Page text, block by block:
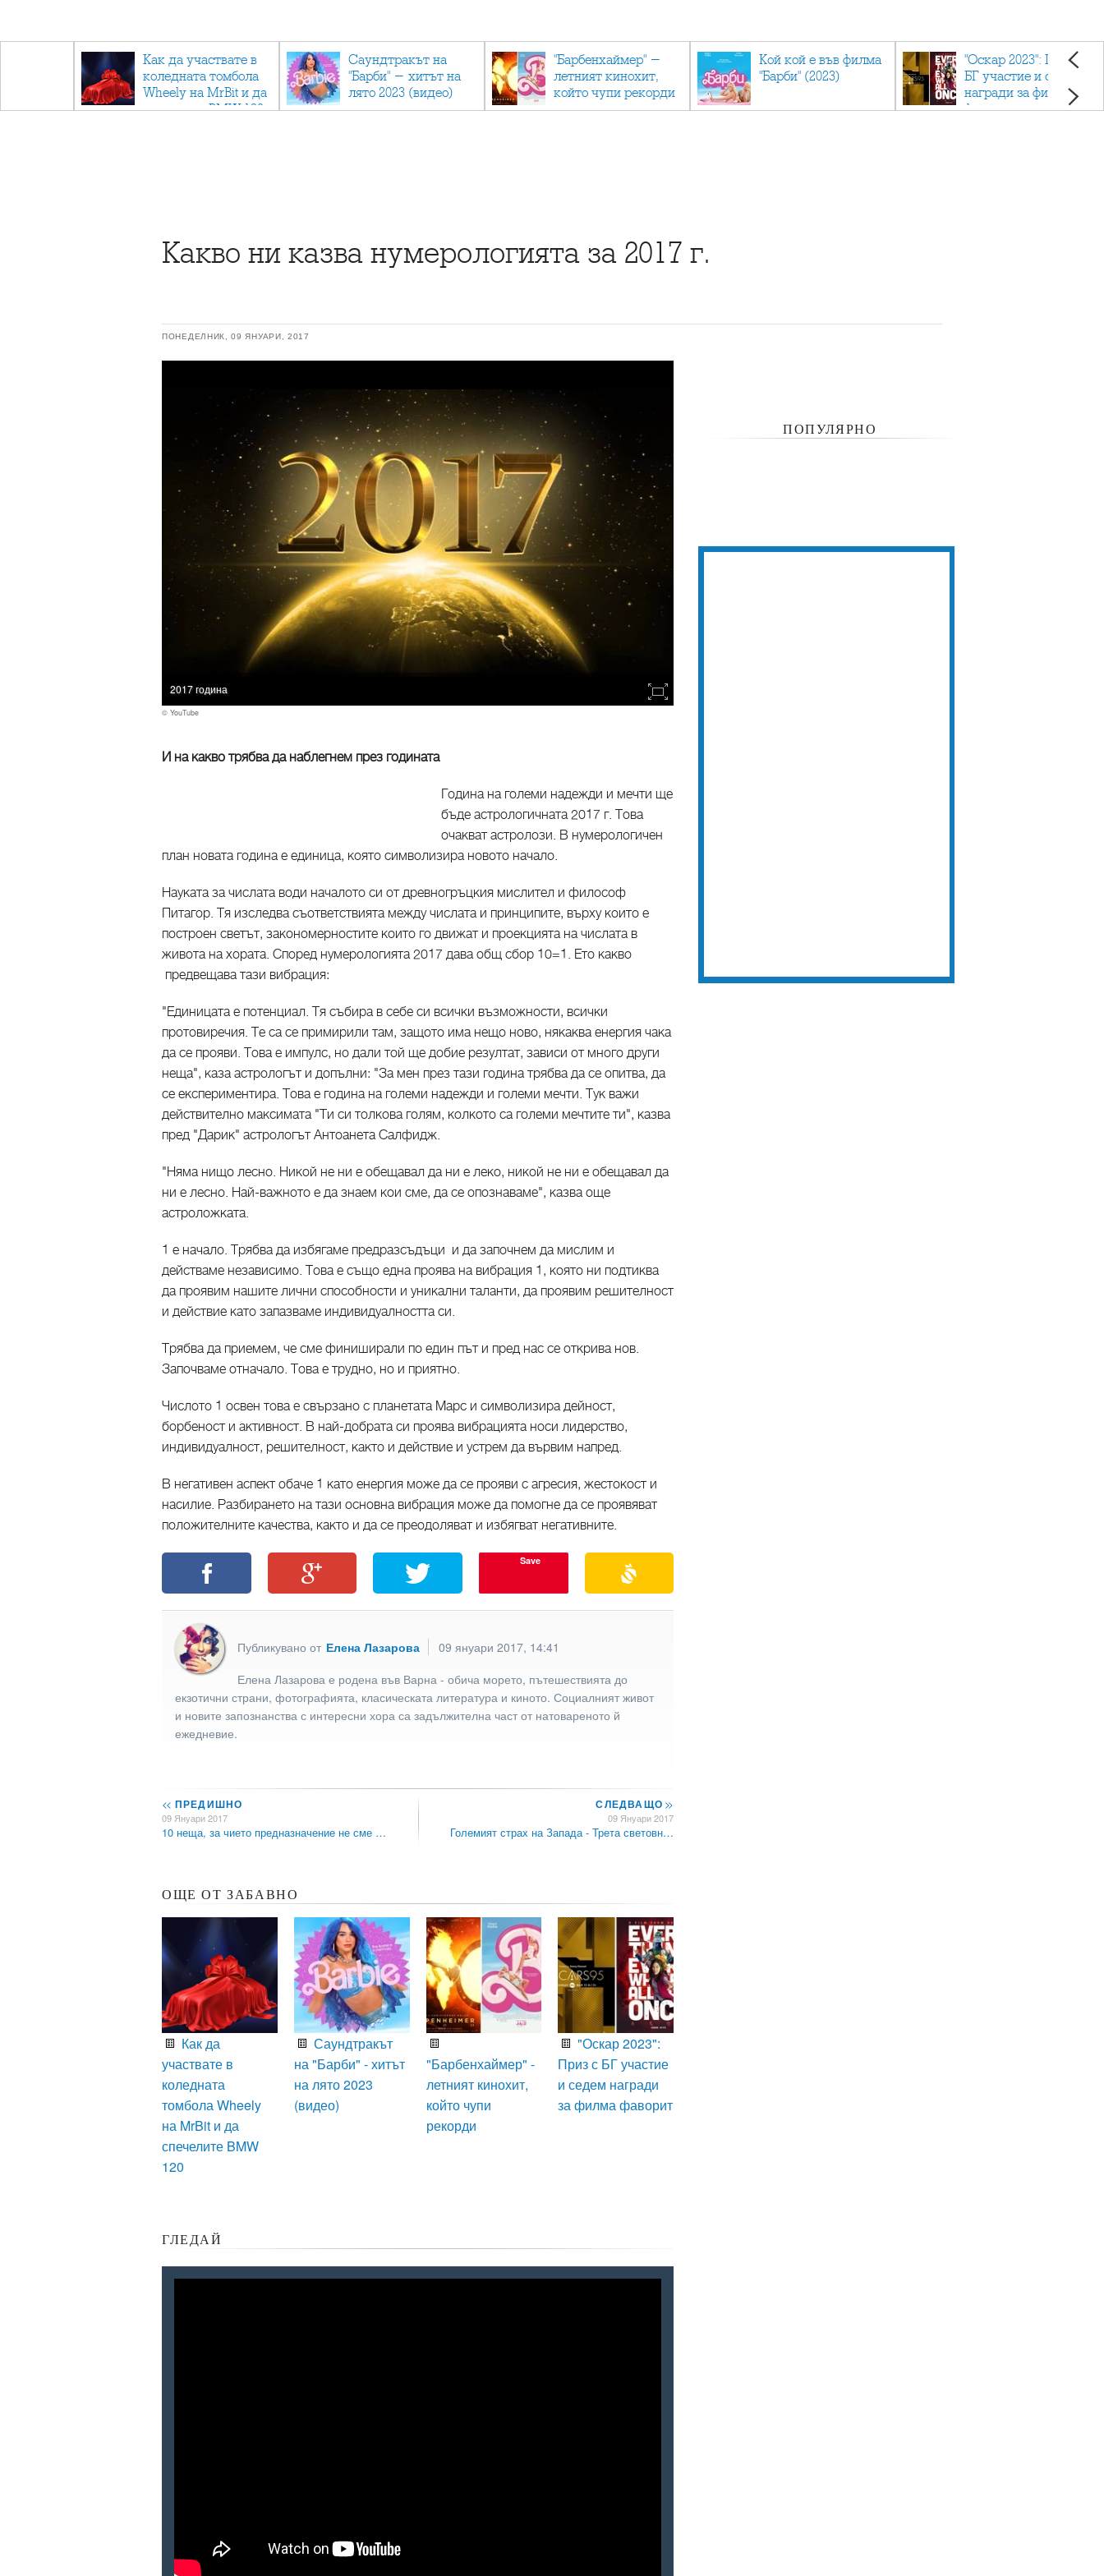
Как да участвате в
коледната томбола
Wheely на MrBit и да
спечелите BMW 120
Саундтракът на
"Барби" - хитът на
лято 2023 (видео)
"Барбенхаймер" -
летният кинохит,
който чупи рекорди
Кой кой е във филма
"Барби" (2023)
"Оскар 2023": Приз с
БГ участие и седем
награди за филма
фаворит
Какво ни казва нумерологията за 2017 г.
ПОНЕДЕЛНИК, 09 ЯНУАРИ, 2017
2017 година
© YouTube
И на какво трябва да наблегнем през годината
Година на големи надежди и мечти ще
бъде астрологичната 2017 г. Това
очакват астролози. В нумерологичен
план новата година е единица, която символизира новото начало.
Науката за числата води началото си от древногръцкия мислител и философ
Питагор. Тя изследва съответствията между числата и принципите, върху които е
построен светът, закономерностите които го движат и проекцията на числата в
живота на хората. Според нумерологията 2017 дава общ сбор 10=1. Ето какво
предвещава тази вибрация:
"Единицата е потенциал. Тя събира в себе си всички възможности, всички
протовиречия. Те са се примирили там, защото има нещо ново, някаква енергия чака
да се прояви. Това е импулс, но дали той ще добие резултат, зависи от много други
неща", каза астрологът и допълни: "За мен през тази година трябва да се опитва, да
се експериментира. Това е година на големи надежди и големи мечти. Тук важи
действително максимата "Ти си толкова голям, колкото са големи мечтите ти", казва
пред "Дарик" астрологът Антоанета Салфидж.
"Няма нищо лесно. Никой не ни е обещавал да ни е леко, никой не ни е обещавал да
ни е лесно. Най-важното е да знаем кои сме, да се опознаваме", казва още
астроложката.
1 е начало. Трябва да избягаме предразсъдъци и да започнем да мислим и
действаме независимо. Това е също една проява на вибрация 1, която ни подтиква
да проявим нашите лични способности и уникални таланти, да проявим решителност
и действие като запазваме индивидуалността си.
Трябва да приемем, че сме финиширали по един път и пред нас се открива нов.
Започваме отначало. Това е трудно, но и приятно.
Числото 1 освен това е свързано с планетата Марс и символизира дейност,
борбеност и активност. В най-добрата си проява вибрацията носи лидерство,
индивидуалност, решителност, както и действие и устрем да вървим напред.
В негативен аспект обаче 1 като енергия може да се прояви с агресия, жестокост и
насилие. Разбирането на тази основна вибрация може да помогне да се проявяват
положителните качества, както и да се преодоляват и избягват негативните.
Save
Публикувано от Елена Лазарова
09 януари 2017, 14:41
Елена Лазарова е родена във Варна - обича морето, пътешествията до
екзотични страни, фотографията, класическата литература и киното. Социалният живот
и новите запознанства с интересни хора са задължителна част от натовареното й
ежедневие.
<< ПРЕДИШНО
09 Януари 2017
10 неща, за чието предназначение не сме …
СЛЕДВАЩО>>
09 Януари 2017
Големият страх на Запада - Трета световн…
ОЩЕ ОТ ЗАБАВНО
Как да
участвате в
коледната
томбола Wheely
на MrBit и да
спечелите BMW
120
Саундтракът
на "Барби" - хитът
на лято 2023
(видео)
"Барбенхаймер" -
летният кинохит,
който чупи
рекорди
"Оскар 2023":
Приз с БГ участие
и седем награди
за филма фаворит
ГЛЕДАЙ
ПОПУЛЯРНО